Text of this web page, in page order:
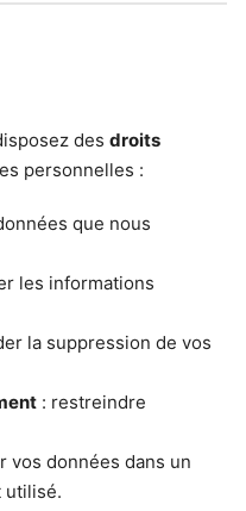
des droits
personnelles :
que nous
les informations
la suppression de vos
: restreindre
vos données dans un
utilisé.